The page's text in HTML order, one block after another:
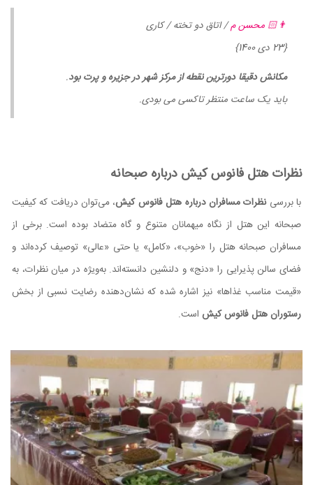
👨🏻 محسن م/ اتاق دو تخته / کاری
{23 دی 1400}
مکانش دقیقا دورترین نقطه از مرکز شهر در جزیره و پرت بود.
باید یک ساعت منتظر تاکسی می بودی.
نظرات هتل فانوس کیش درباره صبحانه
با بررسینظرات مسافران درباره هتل فانوس کیش، می‌توان دریافت که کیفیت
صبحانه این هتل از نگاه میهمانان متنوع و گاه متضاد بوده است. برخی از
مسافران صبحانه هتل را «خوب»، «کامل» یا حتی «عالی» توصیف کرده‌اند و
فضای سالن پذیرایی را «دنج» و دلنشین دانسته‌اند. به‌ویژه در میان نظرات، به
«قیمت مناسب غذاها» نیز اشاره شده که نشان‌دهنده رضایت نسبی از بخش
رستوران هتل فانوس کیش است.